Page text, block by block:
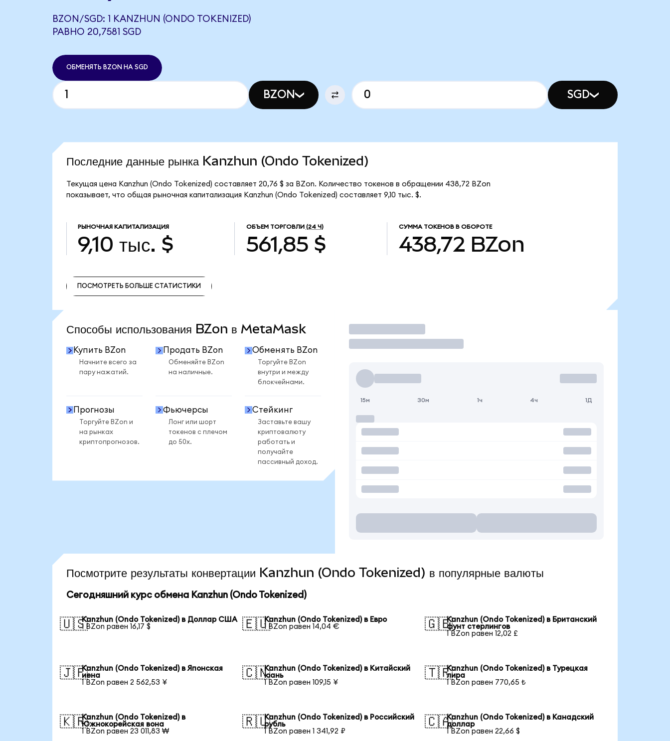
BZON/SGD: 1 KANZHUN (ONDO TOKENIZED)
РАВНО 20,7581 SGD
ОБМЕНЯТЬ BZON НА SGD
BZON SGD
Последние данные рынка Kanzhun (Ondo Tokenized)
Текущая цена Kanzhun (Ondo Tokenized) составляет 20,76 $ за BZon. Количество токенов в обращении 438,72 BZon
показывает, что общая рыночная капитализация Kanzhun (Ondo Tokenized) составляет 9,10 тыс. $.
РЫНОЧНАЯ КАПИТАЛИЗАЦИЯ
9,10 тыс. $
ОБЪЕМ ТОРГОВЛИ (24 Ч)
561,85 $
СУММА ТОКЕНОВ В ОБОРОТЕ
438,72 BZon
ПОСМОТРЕТЬ БОЛЬШЕ СТАТИСТИКИ
Способы использования BZon в MetaMask
Купить BZon
Начните всего за
пару нажатий.
Продать BZon
Обменяйте BZon
на наличные.
Обменять BZon
Торгуйте BZon
внутри и между
блокчейнами.
Прогнозы
Торгуйте BZon и
на рынках
криптопрогнозов.
Фьючерсы
Лонг или шорт
токенов с плечом
до 50x.
Стейкинг
Заставьте вашу
криптовалюту
работать и
получайте
пассивный доход.
Торговать
15м 30м 1ч 4ч 1Д
Посмотрите результаты конвертации Kanzhun (Ondo Tokenized) в популярные валюты
Сегодняшний курс обмена Kanzhun (Ondo Tokenized)
🇺🇸Kanzhun (Ondo Tokenized) в Доллар США
1 BZon равен 16,17 $
🇪🇺Kanzhun (Ondo Tokenized) в Евро
1 BZon равен 14,04 €
🇬🇧Kanzhun (Ondo Tokenized) в Британский
фунт стерлингов
1 BZon равен 12,02 £
🇯🇵Kanzhun (Ondo Tokenized) в Японская
иена
1 BZon равен 2 562,53 ¥
🇨🇳Kanzhun (Ondo Tokenized) в Китайский
юань
1 BZon равен 109,15 ¥
🇹🇷Kanzhun (Ondo Tokenized) в Турецкая
лира
1 BZon равен 770,65 ₺
🇰🇷Kanzhun (Ondo Tokenized) в
Южнокорейская вона
1 BZon равен 23 011,83 ₩
🇷🇺Kanzhun (Ondo Tokenized) в Российский
рубль
1 BZon равен 1 341,92 ₽
🇨🇦Kanzhun (Ondo Tokenized) в Канадский
доллар
1 BZon равен 22,66 $